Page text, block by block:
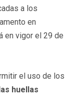
a los
en
en vigor el 29 de
el uso de los
huellas